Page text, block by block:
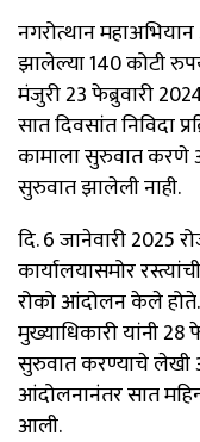
नगरोत्थान
झालेल्या 140 कोटी
मंजुरी 23 फेब्रुवारी
सात दिवसांत निविदा
कामाला सुरुवात करणे
सुरुवात झालेली नाही.
दि. 6 जानेवारी 2025
कार्यालयासमोर
रोको आंदोलन केले
मुख्याधिकारी यांनी 28
सुरुवात करण्याचे लेखी
आंदोलनानंतर सात
आली.